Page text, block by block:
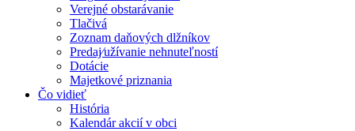
Verejné obstarávanie
Tlačivá
Zoznam daňových dlžníkov
Predaj⁄užívanie nehnuteľností
Dotácie
Majetkové priznania
Čo vidieť
História
Kalendár akcií v obci